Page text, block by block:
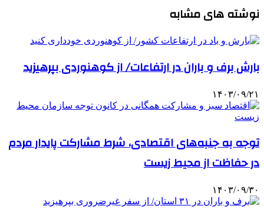
نوشته های مشابه
بارش برف و باران در ارتفاعات/ از کوهنوردی بپرهیزید
۱۴۰۳/۰۹/۲۱
توجه به جنبه‌های اقتصادی، شرط مشارکت پایدار مردم
در حفاظت از محیط زیست
۱۴۰۳/۰۹/۳۰